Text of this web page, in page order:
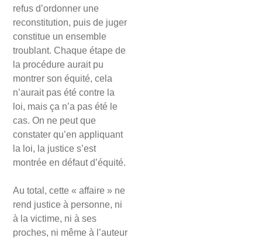
refus d’ordonner une
reconstitution, puis de juger
constitue un ensemble
troublant. Chaque étape de
la procédure aurait pu
montrer son équité, cela
n’aurait pas été contre la
loi, mais ça n’a pas été le
cas. On ne peut que
constater qu’en appliquant
la loi, la justice s’est
montrée en défaut d’équité.
Au total, cette « affaire » ne
rend justice à personne, ni
à la victime, ni à ses
proches, ni même à l’auteur